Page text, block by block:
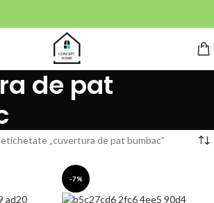
de pat
„cuvertura de pat bumbac”
-7%